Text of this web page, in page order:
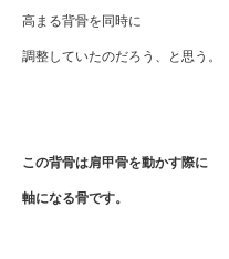
高まる背骨を同時に
調整していたのだろう、と思う。
この背骨は肩甲骨を動かす際に
軸になる骨です。